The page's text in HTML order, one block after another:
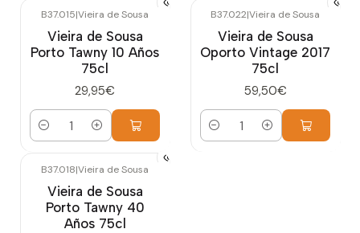
B37.015|Vieira de Sousa
Vieira de Sousa
Porto Tawny 10 Años
75cl
29,95€
Cantidad
B37.022|Vieira de Sousa
Vieira de Sousa
Oporto Vintage 2017
75cl
59,50€
Cantidad
B37.018|Vieira de Sousa
Vieira de Sousa
Porto Tawny 40
Años 75cl